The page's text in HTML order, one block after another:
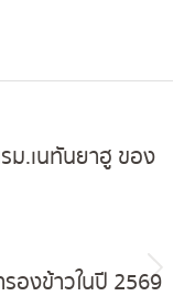
ม.เนทันยาฮู ของ
องข้าวในปี 2569